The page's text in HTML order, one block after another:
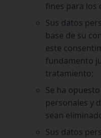
fines para los
Sus datos
base de su
este
fundamento
tratamiento;
Se ha
personales y
sean
Sus datos